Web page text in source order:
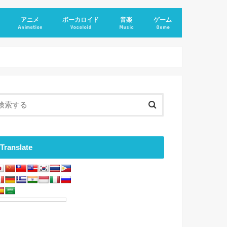
アニメ
Animation
ボーカロイド
Vocaloid
音楽
Music
ゲーム
Game
Translate